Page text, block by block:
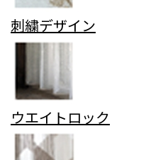
刺繍デザイン
ウエイトロック